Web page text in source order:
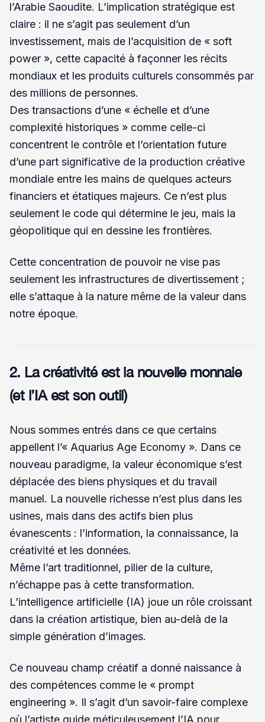
l’Arabie Saoudite. L’implication stratégique est
claire : il ne s’agit pas seulement d’un
investissement, mais de l’acquisition de « soft
power », cette capacité à façonner les récits
mondiaux et les produits culturels consommés par
des millions de personnes.
Des transactions d’une « échelle et d’une
complexité historiques » comme celle-ci
concentrent le contrôle et l’orientation future
d’une part significative de la production créative
mondiale entre les mains de quelques acteurs
financiers et étatiques majeurs. Ce n’est plus
seulement le code qui détermine le jeu, mais la
géopolitique qui en dessine les frontières.
Cette concentration de pouvoir ne vise pas
seulement les infrastructures de divertissement ;
elle s’attaque à la nature même de la valeur dans
notre époque.
2. La créativité est la nouvelle monnaie
(et l’IA est son outil)
Nous sommes entrés dans ce que certains
appellent l’« Aquarius Age Economy ». Dans ce
nouveau paradigme, la valeur économique s’est
déplacée des biens physiques et du travail
manuel. La nouvelle richesse n’est plus dans les
usines, mais dans des actifs bien plus
évanescents : l’information, la connaissance, la
créativité et les données.
Même l’art traditionnel, pilier de la culture,
n’échappe pas à cette transformation.
L’intelligence artificielle (IA) joue un rôle croissant
dans la création artistique, bien au-delà de la
simple génération d’images.
Ce nouveau champ créatif a donné naissance à
des compétences comme le « prompt
engineering ». Il s’agit d’un savoir-faire complexe
où l’artiste guide méticuleusement l’IA pour